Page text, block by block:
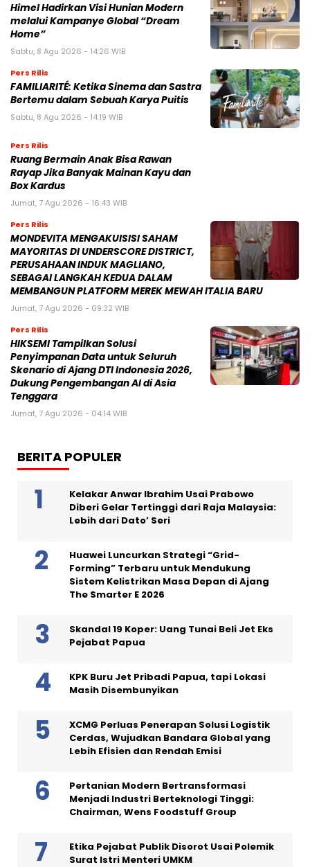
Himel Hadirkan Visi Hunian Modern
melalui Kampanye Global “Dream
Home”
Sabtu, 8 Agu 2026 - 14:26 WIB
Pers Rilis
FAMILIARITÉ: Ketika Sinema dan Sastra
Bertemu dalam Sebuah Karya Puitis
Sabtu, 8 Agu 2026 - 14:19 WIB
Pers Rilis
Ruang Bermain Anak Bisa Rawan
Rayap Jika Banyak Mainan Kayu dan
Box Kardus
Jumat, 7 Agu 2026 - 16:43 WIB
Pers Rilis
MONDEVITA MENGAKUISISI SAHAM
MAYORITAS DI UNDERSCORE DISTRICT,
PERUSAHAAN INDUK MAGLIANO,
SEBAGAI LANGKAH KEDUA DALAM
MEMBANGUN PLATFORM MEREK MEWAH ITALIA BARU
Jumat, 7 Agu 2026 - 09:32 WIB
Pers Rilis
HIKSEMI Tampilkan Solusi
Penyimpanan Data untuk Seluruh
Skenario di Ajang DTI Indonesia 2026,
Dukung Pengembangan AI di Asia
Tenggara
Jumat, 7 Agu 2026 - 04:14 WIB
BERITA POPULER
Kelakar Anwar Ibrahim Usai Prabowo
Diberi Gelar Tertinggi dari Raja Malaysia:
Lebih dari Dato’ Seri
Huawei Luncurkan Strategi “Grid-
Forming” Terbaru untuk Mendukung
Sistem Kelistrikan Masa Depan di Ajang
The Smarter E 2026
Skandal 19 Koper: Uang Tunai Beli Jet Eks
Pejabat Papua
KPK Buru Jet Pribadi Papua, tapi Lokasi
Masih Disembunyikan
XCMG Perluas Penerapan Solusi Logistik
Cerdas, Wujudkan Bandara Global yang
Lebih Efisien dan Rendah Emisi
Pertanian Modern Bertransformasi
Menjadi Industri Berteknologi Tinggi:
Chairman, Wens Foodstuff Group
Etika Pejabat Publik Disorot Usai Polemik
Surat Istri Menteri UMKM